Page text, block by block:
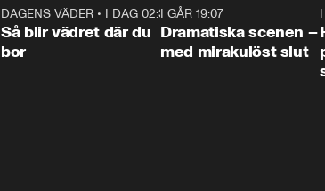
1:06
DAGENS VÄDER • I DAG 02:30
Så blir vädret där du
bor
I GÅR 19:07
Dramatiska scenen –
med mirakulöst slut